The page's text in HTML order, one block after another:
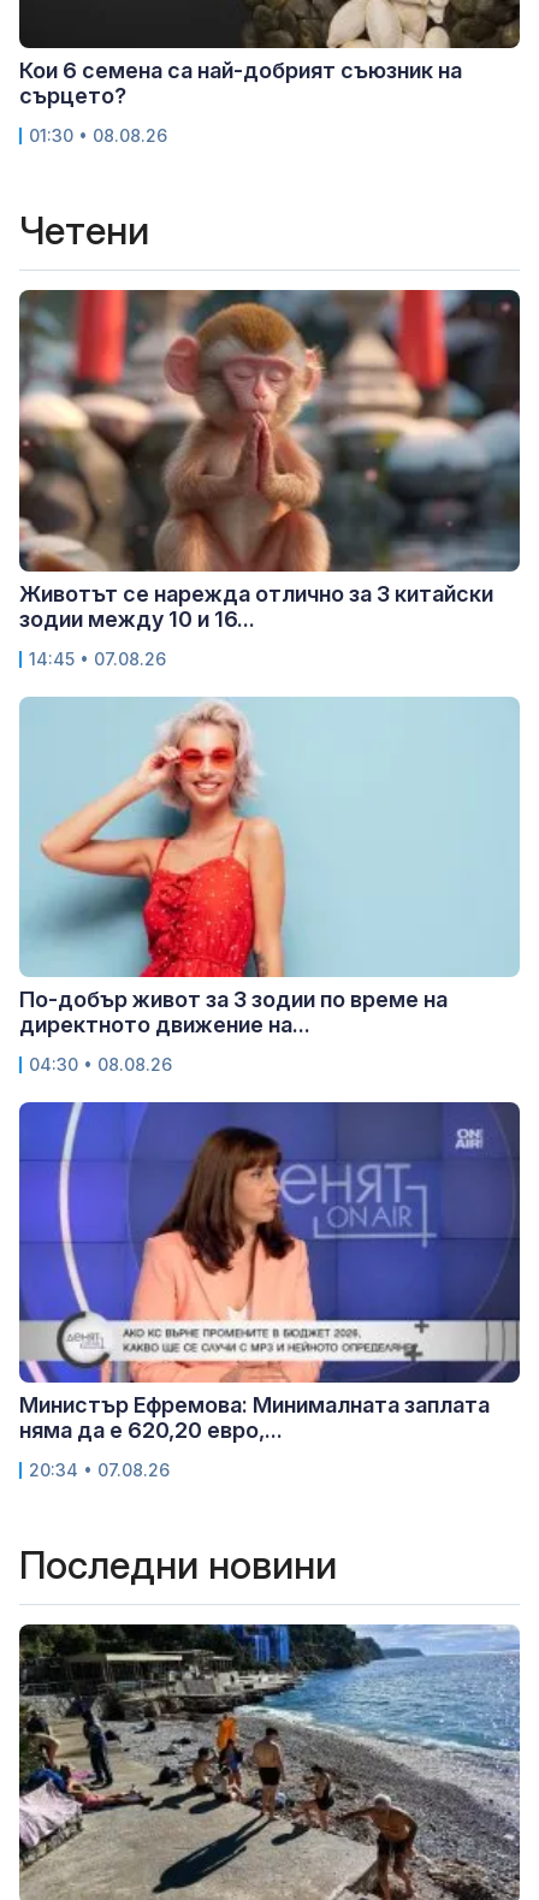
Кои 6 семена са най-добрият съюзник на
сърцето?
01:30 • 08.08.26
Четени
Животът се нарежда отлично за 3 китайски
зодии между 10 и 16...
14:45 • 07.08.26
По-добър живот за 3 зодии по време на
директното движение на...
04:30 • 08.08.26
Министър Ефремова: Минималната заплата
няма да е 620,20 евро,...
20:34 • 07.08.26
Последни новини